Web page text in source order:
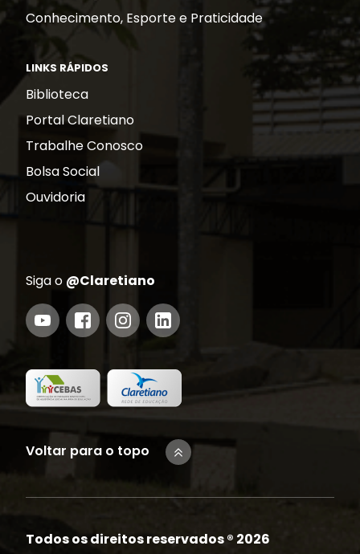
Conhecimento, Esporte e Praticidade
LINKS RÁPIDOS
Biblioteca
Portal Claretiano
Trabalhe Conosco
Bolsa Social
Ouvidoria
Siga o @Claretiano
Voltar para o topo
Todos os direitos reservados ® 2026